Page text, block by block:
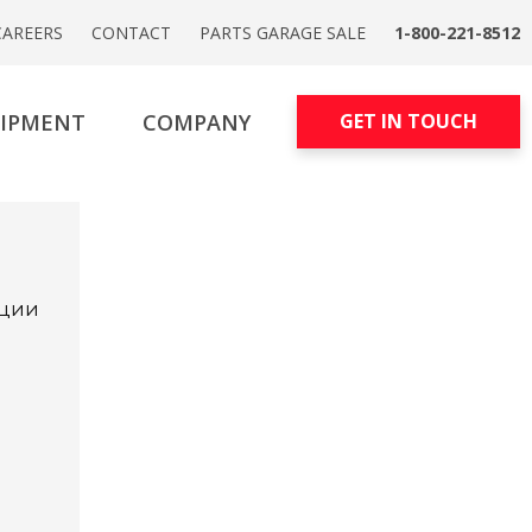
CONTACT PARTS GARAGE SALE 1-800-221-8512
COMPANY GET IN TOUCH